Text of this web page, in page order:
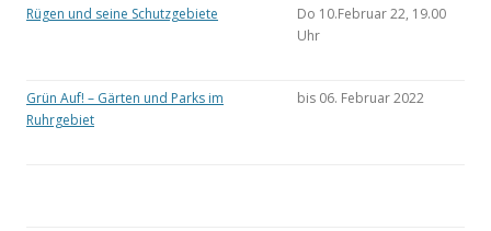
Rügen und seine Schutzgebiete
Do 10.Februar 22, 19.00
Uhr
Grün Auf! – Gärten und Parks im
Ruhrgebiet
bis 06. Februar 2022